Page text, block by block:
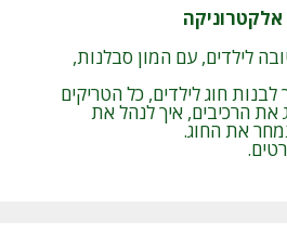
לילדים, עם המון סבלנות,
חוג לילדים, כל הטריקים
את הרכיבים, איך לנהל את
את החוג.